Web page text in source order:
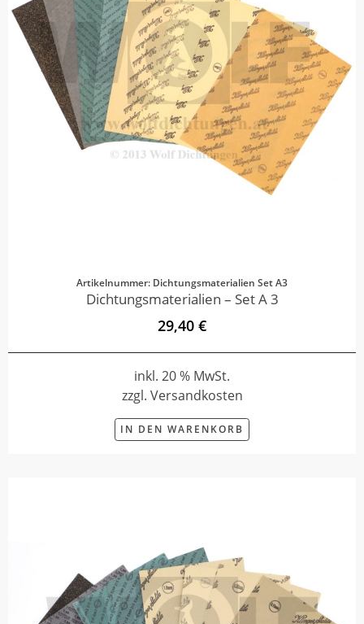
Artikelnummer: Dichtungsmaterialien Set A3
Dichtungsmaterialien – Set A 3
29,40 €
inkl. 20 % MwSt.
zzgl. Versandkosten
IN DEN WARENKORB